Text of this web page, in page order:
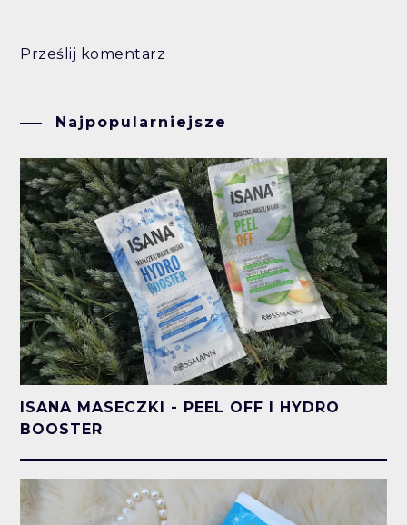
Prześlij komentarz
Najpopularniejsze
ISANA MASECZKI - PEEL OFF I HYDRO
BOOSTER